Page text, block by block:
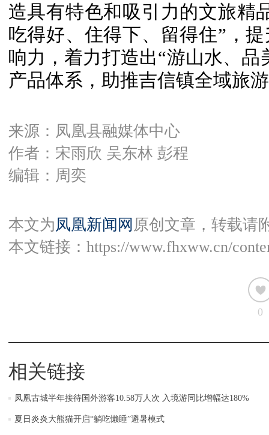
造具有特色和吸引力的文旅精
吃得好、住得下、留得住”，
响力，着力打造出“游山水、
产品体系，助推吉信镇全域旅
来源：凤凰县融媒体中心
作者：宋雨欣 吴东林 彭程
编辑：周奕
本文为凤凰新闻网 原创文章，转载请
本文链接： https://www.fhxww.cn/
0
相关链接
凤凰古城半年接待国外游客10.58万人次 入境游同比增幅达180%
夏日炎炎大熊猫开启“躺吃懒睡”避暑模式